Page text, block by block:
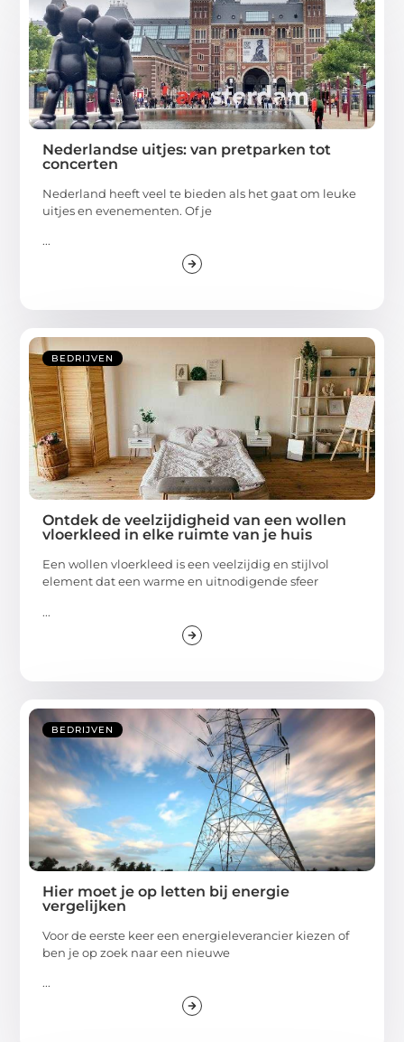
Nederlandse uitjes: van pretparken tot
concerten
Nederland heeft veel te bieden als het gaat om leuke
uitjes en evenementen. Of je
...
BEDRIJVEN
Ontdek de veelzijdigheid van een wollen
vloerkleed in elke ruimte van je huis
Een wollen vloerkleed is een veelzijdig en stijlvol
element dat een warme en uitnodigende sfeer
...
BEDRIJVEN
Hier moet je op letten bij energie
vergelijken
Voor de eerste keer een energieleverancier kiezen of
ben je op zoek naar een nieuwe
...